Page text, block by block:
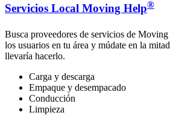
Servicios Local Moving Help®
Busca proveedores de servicios de
los usuarios en tu área y múdate en la
llevaría hacerlo.
Carga y descarga
Empaque y desempacado
Conducción
Limpieza